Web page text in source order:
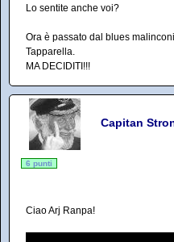
Lo sentite anche voi?
Ora è passato dal blues
Tapparella.
MA DECIDITI!!!
Capitan
6 punti
Ciao Arj Ranpa!